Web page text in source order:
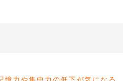
力や集中力の低下が気になる